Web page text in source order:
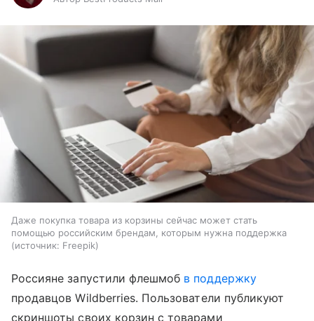
Даже покупка товара из корзины сейчас может стать
помощью российским брендам, которым нужна поддержка
источник: Freepik
Россияне запустили флешмоб в поддержку
продавцов Wildberries. Пользователи публикуют
скриншоты своих корзин с товарами